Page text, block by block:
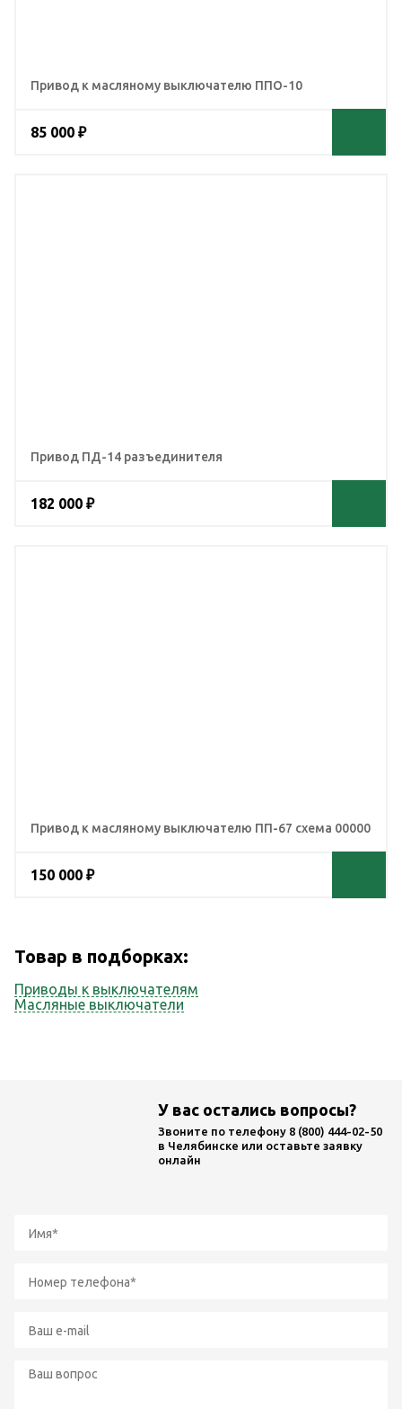
Привод к масляному выключателю ППО-10
85 000 ₽
Привод ПД-14 разъединителя
182 000 ₽
Привод к масляному выключателю ПП-67 схема 00000
150 000 ₽
Товар в подборках:
Приводы к выключателям
Масляные выключатели
У вас остались вопросы?
Звоните по телефону 8 (800) 444-02-50
в Челябинске или оставьте заявку
онлайн